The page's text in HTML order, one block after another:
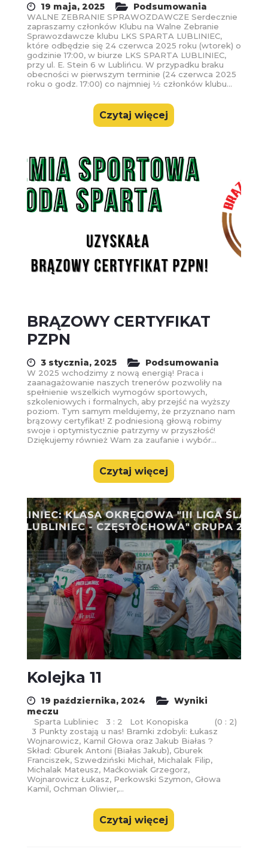
19 maja, 2025 Podsumowania
WALNE ZEBRANIE SPRAWOZDAWCZE Serdecznie
zapraszamy członków Klubu na Walne Zebranie
Sprawozdawcze klubu LKS SPARTA LUBLINIEC,
które odbędzie się 24 czerwca 2025 roku (wtorek) o
godzinie 17:00, w biurze LKS SPARTA LUBLINIEC,
przy ul. E. Stein 6 w Lublińcu. W przypadku braku
obecności w pierwszym terminie (24 czerwca 2025
roku o godz. 17:00) co najmniej 1⁄2 członków klubu...
Czytaj więcej
BRĄZOWY CERTYFIKAT
PZPN
3 stycznia, 2025 Podsumowania
W 2025 wchodzimy z nową energią! Praca i
zaanagażowanie naszych trenerów pozwoliły na
spełnienie wszelkich wymogów sportowych,
szkoleniowych i formalnych, aby przejść na wyższy
poziom. Tym samym meldujemy, że przyznano nam
brązowy certyfikat! Z podniesioną głową robimy
swoje i optymistycznie patrzymy w przyszłość!
Dziękujemy również Wam za zaufanie i wybór...
Czytaj więcej
Kolejka 11
19 października, 2024
Wyniki
meczu
Sparta Lubliniec 3 : 2 Lot Konopiska (0 : 2)
3 Punkty zostają u nas! Bramki zdobyli: Łukasz
Wojnarowicz, Kamil Głowa oraz Jakub Białas ?
Skład: Gburek Antoni (Białas Jakub), Gburek
Franciszek, Szwedziński Michał, Michalak Filip,
Michalak Mateusz, Maćkowiak Grzegorz,
Wojnarowicz Łukasz, Perkowski Szymon, Głowa
Kamil, Ochman Oliwier,...
Czytaj więcej